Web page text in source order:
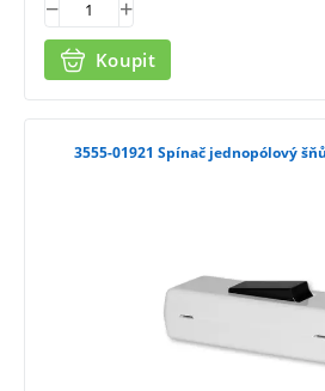
Koupit
3555-01921 Spínač